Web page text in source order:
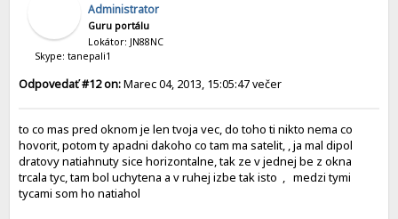
Administrator
Guru portálu
Lokátor: JN88NC
Skype: tanepali1
Odpovedať #12 on:Marec 04, 2013, 15:05:47 večer
to co mas pred oknom je len tvoja vec, do toho ti nikto nema co
hovorit, potom ty apadni dakoho co tam ma satelit, , ja mal dipol
dratovy natiahnuty sice horizontalne, tak ze v jednej be z okna
trcala tyc, tam bol uchytena a v ruhej izbe tak isto , medzi tymi
tycami som ho natiahol